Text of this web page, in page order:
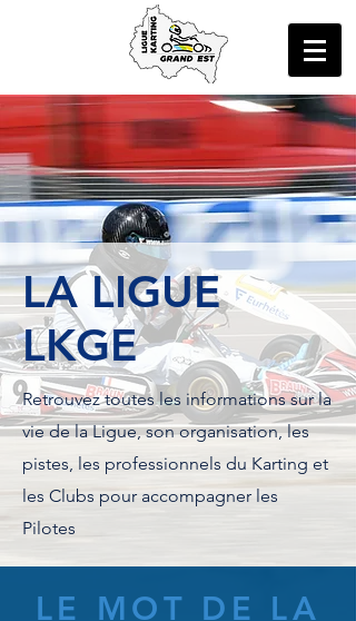
LA LIGUE
LKGE
Retrouvez toutes les informations sur la
vie de la Ligue, son organisation, les
pistes, les professionnels du Karting et
les Clubs pour accompagner les
Pilotes
LE MOT DE LA